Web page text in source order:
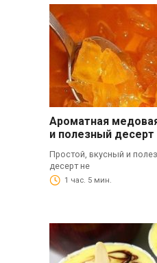
Ароматная
и полезный десерт
Простой, вкусный и
десерт не
1 час. 5 мин.